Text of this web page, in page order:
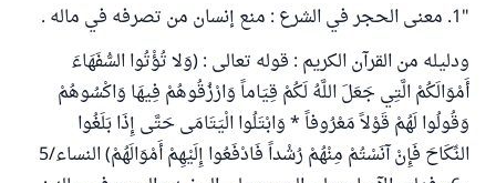
"1. معنى الحجر في الشرع : منع إنسان من تصرفه في ماله .
ودليله من القرآن الكريم : قوله تعالى : (وَلا تُؤْتُوا السُّفَهَاءَ
أَمْوَالَكُمْ الَّتِي جَعَلَ اللَّهُ لَكُمْ قِيَاماً وَارْزُقُوهُمْ فِيهَا وَاكْسُوهُمْ
وَقُولُوا لَهُمْ قَوْلاً مَعْرُوفاً * وَابْتَلُوا الْيَتَامَى حَتَّى إِذَا بَلَغُوا
النِّكَاحَ فَإِنْ آنَسْتُمْ مِنْهُمْ رُشْداً فَادْفَعُوا إِلَيْهِمْ أَمْوَالَهُمْ) النساء/5